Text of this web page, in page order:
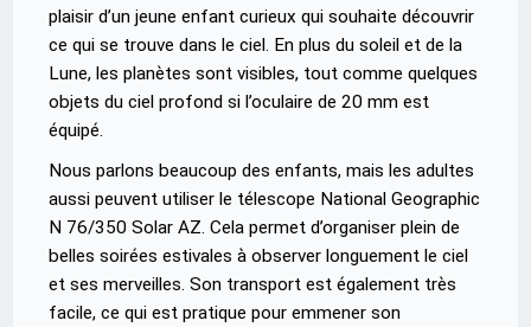
plaisir d’un jeune enfant curieux qui souhaite découvrir
ce qui se trouve dans le ciel. En plus du soleil et de la
Lune, les planètes sont visibles, tout comme quelques
objets du ciel profond si l’oculaire de 20 mm est
équipé.
Nous parlons beaucoup des enfants, mais les adultes
aussi peuvent utiliser le télescope National Geographic
N 76/350 Solar AZ. Cela permet d’organiser plein de
belles soirées estivales à observer longuement le ciel
et ses merveilles. Son transport est également très
facile, ce qui est pratique pour emmener son